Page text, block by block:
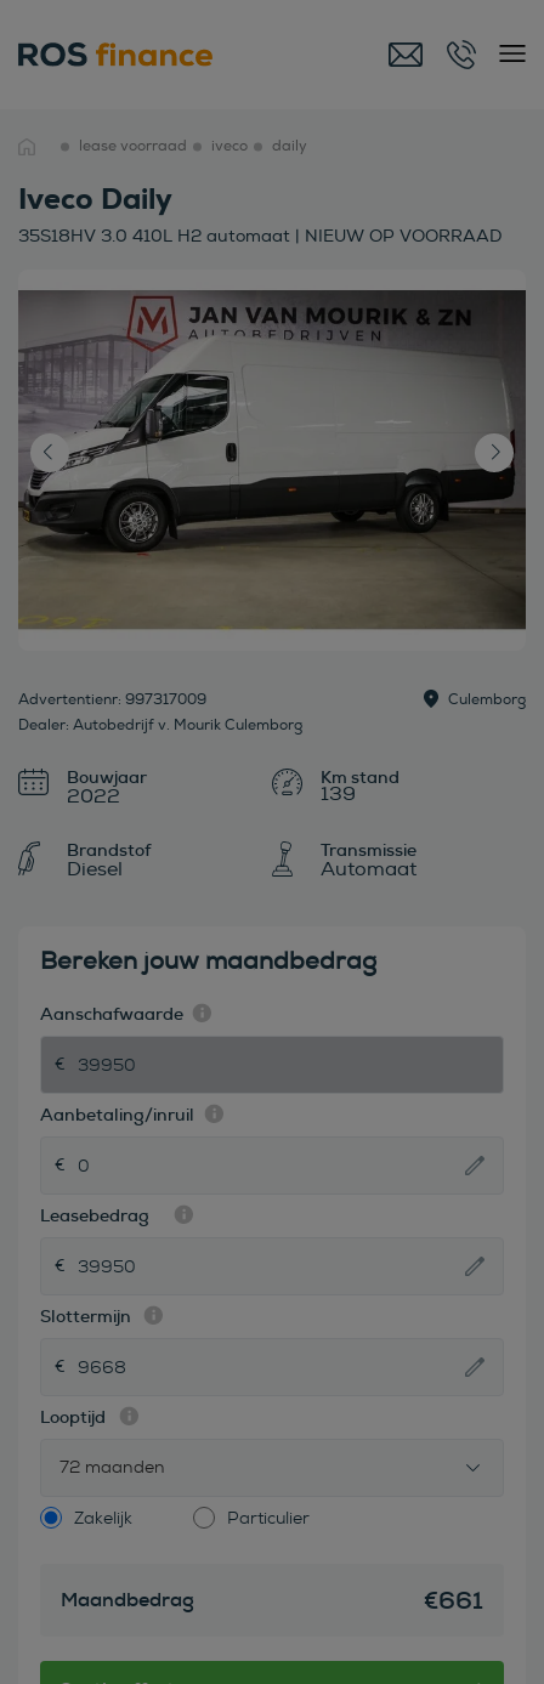
lease voorraad iveco daily
Iveco Daily
35S18HV 3.0 410L H2 automaat | NIEUW OP VOORRAAD
Advertentienr: 997317009
Dealer: Autobedrijf v. Mourik Culemborg
Culemborg
Bouwjaar
2022 139
Brandstof
Diesel
Transmissie
Automaat
Bereken jouw maandbedrag
Aanschafwaarde
Aanbetaling/inruil
Leasebedrag
Slottermijn
Looptijd
72 maanden
Zakelijk Particulier
Maandbedrag €661